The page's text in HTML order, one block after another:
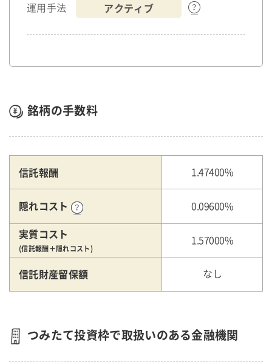
運用手法 アクティブ
銘柄の手数料
信託報酬 1.47400%
隠れコスト 0.09600%
実質コスト
(信託報酬＋隠れコスト)
1.57000%
信託財産留保額 なし
つみたて投資枠で取扱いのある金融機関